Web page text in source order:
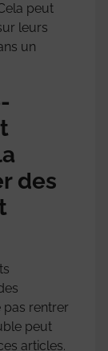
peut
leurs
un
des
pas rentrer
peut
articles.